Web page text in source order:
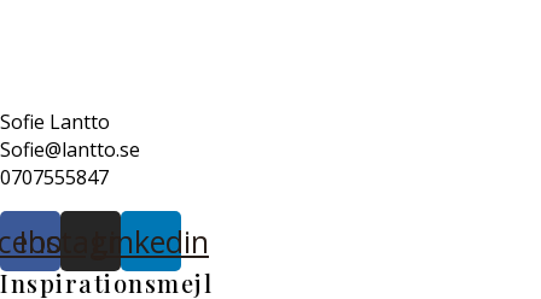
Sofie Lantto
Sofie@lantto.se
0707555847
InstagramLinkedin
Inspirationsmejl